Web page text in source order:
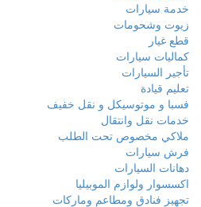
خدمة سيارات
زيوت وشحومات
قطع غيار
كماليات سيارات
تأجير السيارات
تعليم قيادة
فسبا و موتوسيكل و نقل خفيف
خدمات نقل وانتقال
ملاكي مخصوص تحت الطلب
فرش سيارات
دهانات السيارات
اكسسوار ولوازم الموبيليا
تجهيز فنادق ومطاعم وماركات